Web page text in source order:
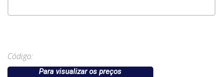
Código:
Para visualizar os preços